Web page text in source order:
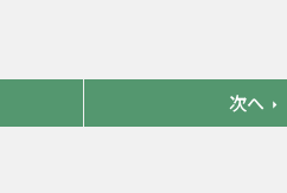
次へ arrow_right